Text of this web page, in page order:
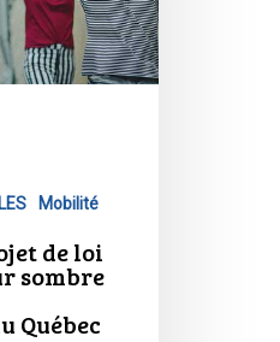
Mobilité
de loi
sombre
Québec